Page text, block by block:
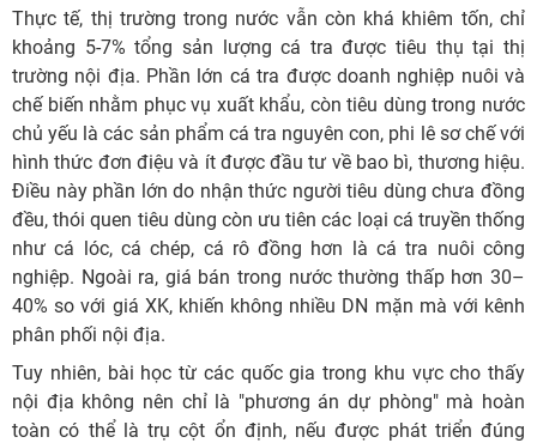
Thực tế, thị trường trong nước vẫn còn khá khiêm tốn, chỉ
khoảng 5-7% tổng sản lượng cá tra được tiêu thụ tại thị
trường nội địa. Phần lớn cá tra được doanh nghiệp nuôi và
chế biến nhằm phục vụ xuất khẩu, còn tiêu dùng trong nước
chủ yếu là các sản phẩm cá tra nguyên con, phi lê sơ chế với
hình thức đơn điệu và ít được đầu tư về bao bì, thương hiệu.
Điều này phần lớn do nhận thức người tiêu dùng chưa đồng
đều, thói quen tiêu dùng còn ưu tiên các loại cá truyền thống
như cá lóc, cá chép, cá rô đồng hơn là cá tra nuôi công
nghiệp. Ngoài ra, giá bán trong nước thường thấp hơn 30–
40% so với giá XK, khiến không nhiều DN mặn mà với kênh
phân phối nội địa.
Tuy nhiên, bài học từ các quốc gia trong khu vực cho thấy
nội địa không nên chỉ là "phương án dự phòng" mà hoàn
toàn có thể là trụ cột ổn định, nếu được phát triển đúng